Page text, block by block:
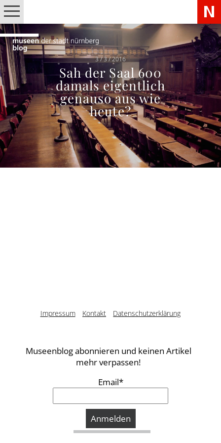
3 / 3 / 2016
Sah der Saal 600
damals eigentlich
genauso aus wie
heute?
Impressum Kontakt Datenschutzerklärung
Museenblog abonnieren und keinen Artikel
mehr verpassen!
Email*